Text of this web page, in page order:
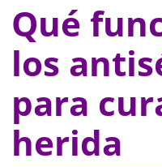
Qué
los
para
herida